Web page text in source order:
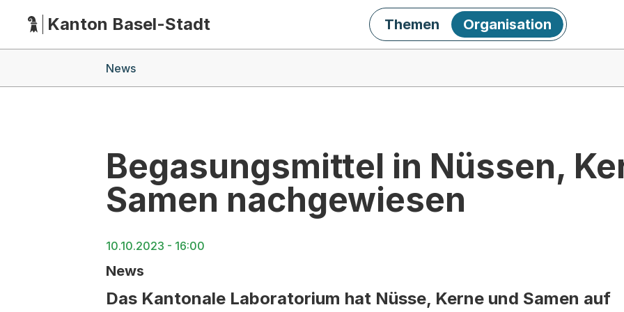
HauptnavigationKanton Basel-Stadt Themen Organisation
News
Begasungsmittel in Nüssen,
Samen nachgewiesen
10.10.2023 - 16:00
News
Das Kantonale Laboratorium hat Nüsse, Kerne und Samen auf